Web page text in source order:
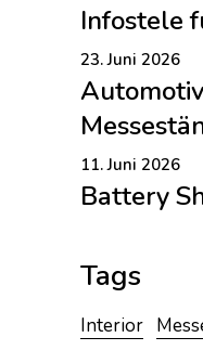
Infostele
23. Juni 2026
11. Juni 2026
Battery
Tags
Interior